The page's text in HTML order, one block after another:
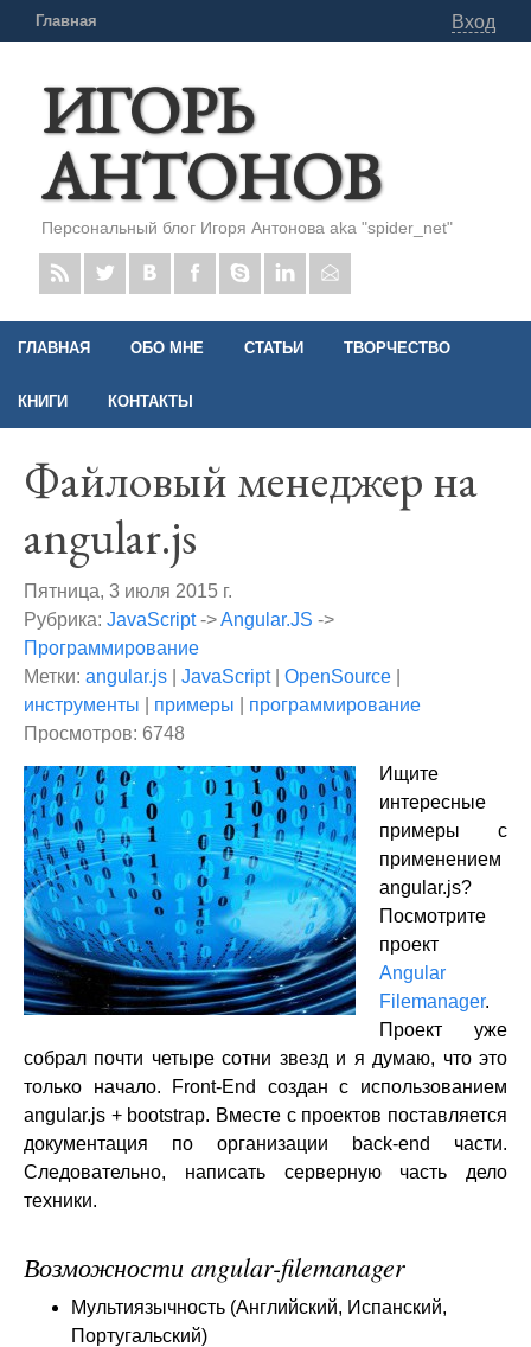
Главная Вход
ИГОРЬ
АНТОНОВ
Персональный блог Игоря Антонова aka "spider_net"
ГЛАВНАЯ ОБО МНЕ СТАТЬИ ТВОРЧЕСТВО
КНИГИ КОНТАКТЫ
Файловый менеджер на
angular.js
Пятница, 3 июля 2015 г.
Рубрика: JavaScript->Angular.JS ->
Программирование
Метки: angular.js JavaScript| OpenSource
инструменты
примеры
программирование
Просмотров: 6748
Ищите
интересные
примеры с
применением
angular.js?
Посмотрите
проект
Angular
Filemanager.
Проект уже
собрал почти четыре сотни звезд и я думаю, что это
только начало. Front-End создан с использованием
angular.js + bootstrap. Вместе с проектов поставляется
документация по организации back-end части.
Следовательно, написать серверную часть дело
техники.
Возможности angular-filemanager
Мультиязычность (Английский, Испанский,
Португальский)